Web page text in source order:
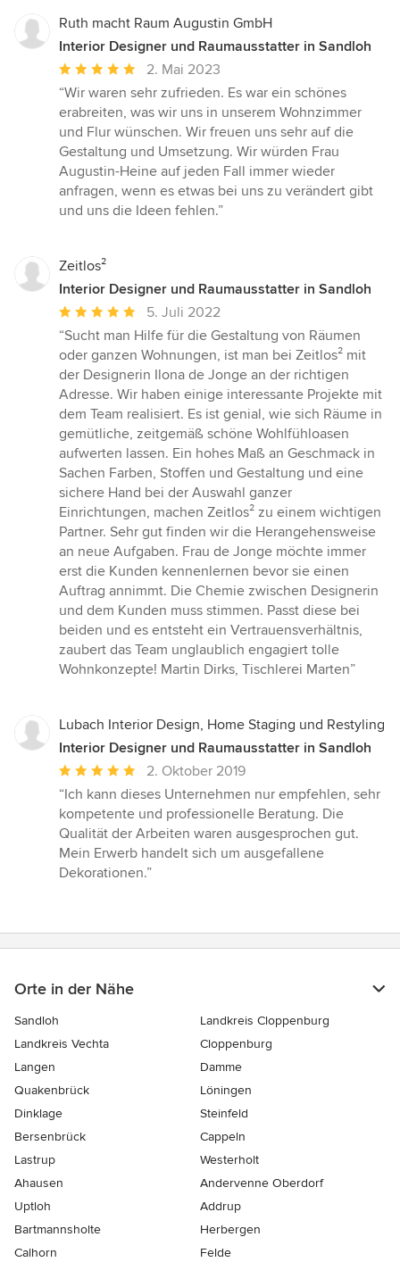
Ruth macht Raum Augustin GmbH
Interior Designer und Raumausstatter in Sandloh
Durchschnittliche
Bewertung:
5
von
5
Sternen
2. Mai 2023
“Wir waren sehr zufrieden. Es war ein schönes
erabreiten, was wir uns in unserem Wohnzimmer
und Flur wünschen. Wir freuen uns sehr auf die
Gestaltung und Umsetzung. Wir würden Frau
Augustin-Heine auf jeden Fall immer wieder
anfragen, wenn es etwas bei uns zu verändert gibt
und uns die Ideen fehlen.”
Zeitlos²
Interior Designer und Raumausstatter in Sandloh
Durchschnittliche
Bewertung:
5
von
5
Sternen
5. Juli 2022
“Sucht man Hilfe für die Gestaltung von Räumen
oder ganzen Wohnungen, ist man bei Zeitlos² mit
der Designerin Ilona de Jonge an der richtigen
Adresse. Wir haben einige interessante Projekte mit
dem Team realisiert. Es ist genial, wie sich Räume in
gemütliche, zeitgemäß schöne Wohlfühloasen
aufwerten lassen. Ein hohes Maß an Geschmack in
Sachen Farben, Stoffen und Gestaltung und eine
sichere Hand bei der Auswahl ganzer
Einrichtungen, machen Zeitlos² zu einem wichtigen
Partner. Sehr gut finden wir die Herangehensweise
an neue Aufgaben. Frau de Jonge möchte immer
erst die Kunden kennenlernen bevor sie einen
Auftrag annimmt. Die Chemie zwischen Designerin
und dem Kunden muss stimmen. Passt diese bei
beiden und es entsteht ein Vertrauensverhältnis,
zaubert das Team unglaublich engagiert tolle
Wohnkonzepte! Martin Dirks, Tischlerei Marten”
Lubach Interior Design, Home Staging und Restyling
Interior Designer und Raumausstatter in Sandloh
Durchschnittliche
Bewertung:
5
von
5
Sternen
2. Oktober 2019
“Ich kann dieses Unternehmen nur empfehlen, sehr
kompetente und professionelle Beratung. Die
Qualität der Arbeiten waren ausgesprochen gut.
Mein Erwerb handelt sich um ausgefallene
Dekorationen.”
Orte in der Nähe
Sandloh
Landkreis Cloppenburg
Landkreis Vechta
Cloppenburg
Langen
Damme
Quakenbrück
Löningen
Dinklage
Steinfeld
Bersenbrück
Cappeln
Lastrup
Westerholt
Ahausen
Andervenne Oberdorf
Uptloh
Addrup
Bartmannsholte
Herbergen
Calhorn
Felde